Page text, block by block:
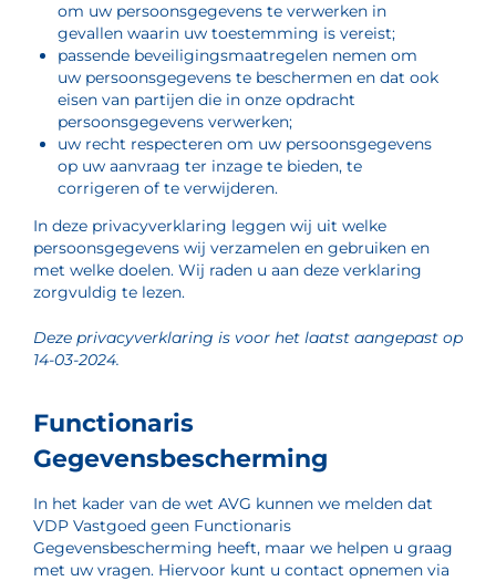
om uw persoonsgegevens te verwerken in
gevallen waarin uw toestemming is vereist;
passende beveiligingsmaatregelen nemen om
uw persoonsgegevens te beschermen en dat ook
eisen van partijen die in onze opdracht
persoonsgegevens verwerken;
uw recht respecteren om uw persoonsgegevens
op uw aanvraag ter inzage te bieden, te
corrigeren of te verwijderen.
In deze privacyverklaring leggen wij uit welke
persoonsgegevens wij verzamelen en gebruiken en
met welke doelen. Wij raden u aan deze verklaring
zorgvuldig te lezen.
Deze privacyverklaring is voor het laatst aangepast op
14-03-2024.
Functionaris
Gegevensbescherming
In het kader van de wet AVG kunnen we melden dat
VDP Vastgoed geen Functionaris
Gegevensbescherming heeft, maar we helpen u graag
met uw vragen. Hiervoor kunt u contact opnemen via